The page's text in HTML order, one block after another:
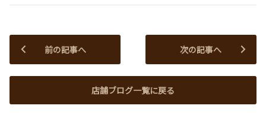
前の記事へ
店舗ブログ一覧に戻る
次の記事へ